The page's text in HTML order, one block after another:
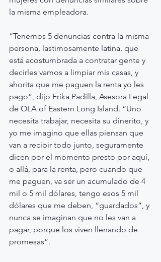
la misma empleadora.
“Tenemos 5 denuncias contra la misma
persona, lastimosamente latina, que
está acostumbrada a contratar gente y
decirles vamos a limpiar mis casas, y
ahorita que me paguen la renta yo les
pago”, dijo Erika Padilla, Asesora Legal
de OLA of Eastern Long Island. “Uno
necesita trabajar, necesita su dinerito, y
yo me imagino que ellas piensan que
van a recibir todo junto, seguramente
dicen por el momento presto por aquí,
o allá, para la renta, pero cuando que
me paguen, va ser un acumulado de 4
mil o 5 mil dólares, tengo esos 5 mil
dólares que me deben, “guardados”, y
nunca se imaginan que no les van a
pagar, porque los viven llenando de
promesas”.